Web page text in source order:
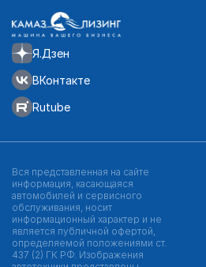
Я.Дзен
ВКонтакте
Rutube
Вся представленная на сайте
информация, касающаяся
автомобилей и сервисного
обслуживания, носит
информационный характер и не
является публичной офертой,
определяемой положениями ст.
437 (2) ГК РФ. Изображения